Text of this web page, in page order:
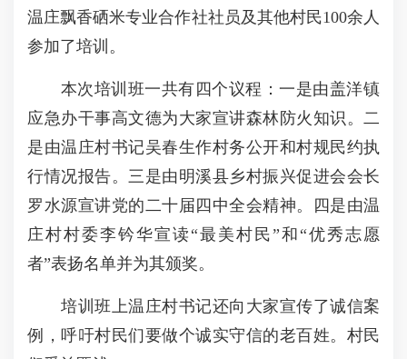
温庄飘香硒米专业合作社社员及其他村民100余人
参加了培训。
本次培训班一共有四个议程：‍一是由盖洋镇
应急办干事高文德为大家宣讲森林防火知识。二
是由温庄村书记吴春生作村务公开和村规民约执
行情况报告。三是由明溪县乡村振兴促进会会长
罗水源宣讲党的二十届四中全会精神。四是由温
庄村村委李钤华宣读“最美村民”和“优秀志愿
者”表扬名单并为其颁奖。
培训班上温庄村书记还向大家宣传了诚信案
例，呼吁村民们要做个诚实守信的老百姓。村民